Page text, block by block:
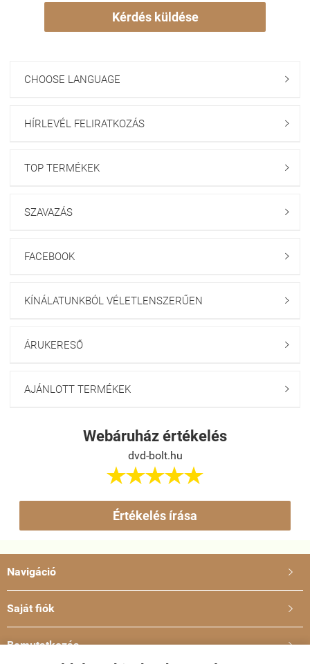
Kérdés küldése
CHOOSE LANGUAGE 
HÍRLEVÉL FELIRATKOZÁS 
TOP TERMÉKEK 
SZAVAZÁS 
FACEBOOK 
KÍNÁLATUNKBÓL VÉLETLENSZERŰEN 
ÁRUKERESŐ 
AJÁNLOTT TERMÉKEK 
Webáruház értékelés
dvd-bolt.hu

Értékelés írása
Navigáció 
Saját fiók 
Bemutatkozás 